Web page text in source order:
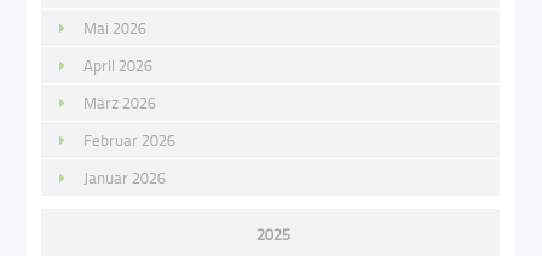
Mai 2026
April 2026
März 2026
Februar 2026
Januar 2026
2025